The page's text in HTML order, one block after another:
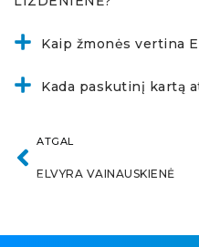
Kaip žmonės vertina
Kada paskutinį kartą
ATGAL
ELVYRA VAINAUSKIENĖ